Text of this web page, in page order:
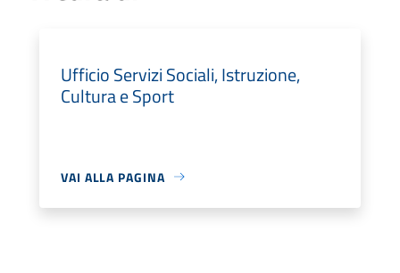
Ufficio Servizi Sociali, Istruzione,
Cultura e Sport
VAI ALLA PAGINA